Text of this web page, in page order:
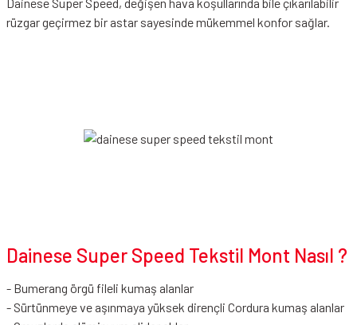
rüzgar geçirmez bir astar sayesinde mükemmel konfor sağlar.
Dainese Super Speed Tekstil Mont Nasıl ?
- Bumerang örgü fileli kumaş alanlar
- Sürtünmeye ve aşınmaya yüksek dirençli Cordura kumaş alanlar